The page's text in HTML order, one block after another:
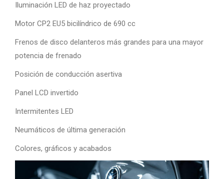
Iluminación LED de haz proyectado
Motor CP2 EU5 bicilíndrico de 690 cc
Frenos de disco delanteros más grandes para una mayor
potencia de frenado
Posición de conducción asertiva
Panel LCD invertido
Intermitentes LED
Neumáticos de última generación
Colores, gráficos y acabados